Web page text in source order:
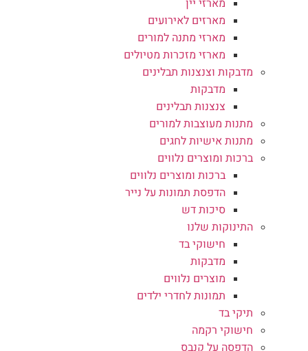
מארזים לאירועים
מארזי מתנה למורים
מארזי מזכרות מטיולים
מדבקות וצנצנות תבלינים
מדבקות
צנצנות תבלינים
מתנות מעוצבות למורים
מתנות אישיות לחגים
ברכות ומוצרים נלווים
ברכות ומוצרים נלווים
הדפסת תמונות על נייר
סיכות דש
התינוקות שלנו
חישוקי בד
מדבקות
מוצרים נלווים
תמונות לחדרי ילדים
תיקי בד
חישוקי רקמה
הדפסה על קנבס